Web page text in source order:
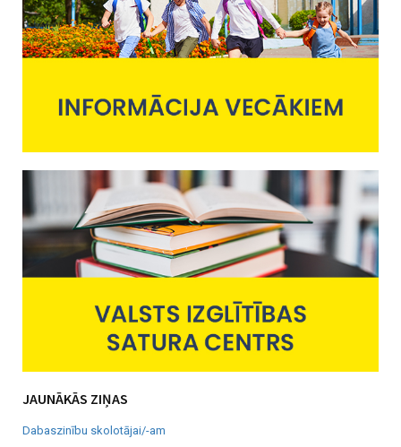
JAUNĀKĀS ZIŅAS
Dabaszinību skolotājai/-am